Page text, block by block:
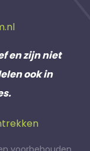
en zijn niet
ook in